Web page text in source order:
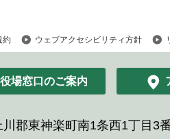
約 ウェブアクセシビリティ方針
役場窓口のご案内
川郡東神楽町南1条西1丁目3